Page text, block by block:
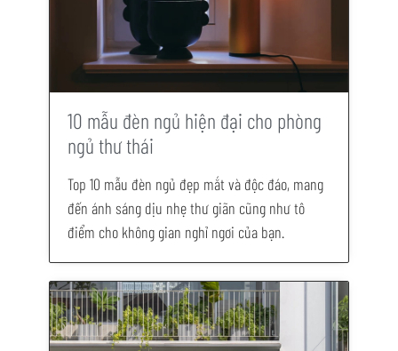
10 mẫu đèn ngủ hiện đại cho phòng
ngủ thư thái
Top 10 mẫu đèn ngủ đẹp mắt và độc đáo, mang
đến ánh sáng dịu nhẹ thư giãn cũng như tô
điểm cho không gian nghỉ ngơi của bạn.